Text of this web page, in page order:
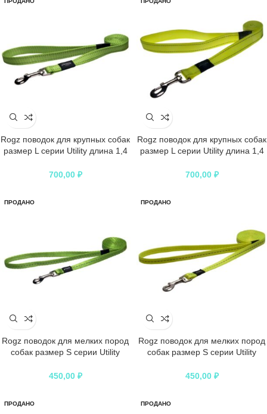
Rogz поводок для крупных собак
размер L серии Utility длина 1,4
700,00 ₽
Rogz поводок для крупных собак
размер L серии Utility длина 1,4
700,00 ₽
ПРОДАНО
Rogz поводок для мелких пород
собак размер S серии Utility
450,00 ₽
ПРОДАНО
Rogz поводок для мелких пород
собак размер S серии Utility
450,00 ₽
ПРОДАНО ПРОДАНО